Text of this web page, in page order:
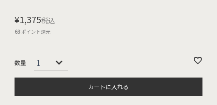
¥1,375税込
63ポイント還元
カートに入れる